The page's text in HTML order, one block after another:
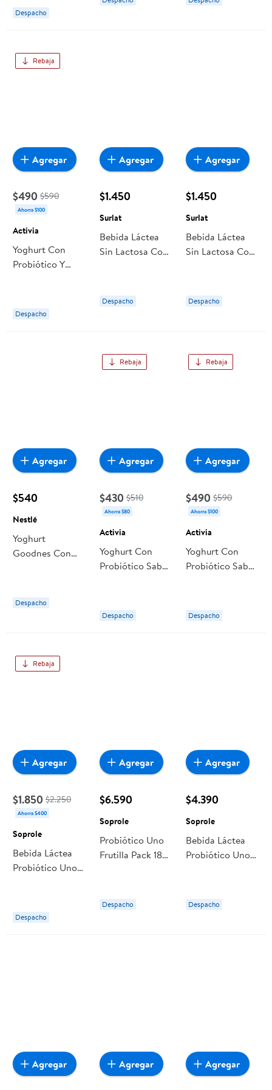
Pote 140 g
Activia
Despacho
140 g Nestlé
Nestlé
Rebaja
$490 $590
Ahorra $100
Activia
Yoghurt Con
Probiótico Y
Pote 140 g
Activia
Despacho
Agregar
$1.450
Surlat
Bebida Láctea
Sin Lactosa Con
320 ml Surlat
Despacho
Agregar
$1.450
Surlat
Bebida Láctea
Sin Lactosa Con
320 g Surlat
Despacho
Agregar
$540
Nestlé
Yoghurt
Goodnes Con
Pote 140 g
Nestlé
Despacho
Agregar
Rebaja
$430 $510
Ahorra $80
Activia
Yoghurt Con
Probiótico Sabor
Despacho
Agregar
Rebaja
$490 $590
Ahorra $100
Activia
Yoghurt Con
Probiótico Sabor
g Activia
Despacho
Agregar
Rebaja
$1.850 $2.250
Ahorra $400
Soprole
Bebida Láctea
Probiótico Uno
Soprole
Despacho
Agregar
$6.590
Soprole
Probiótico Uno
Frutilla Pack 18
Despacho
Agregar
$4.390
Soprole
Bebida Láctea
Probiótico Uno
ml Soprole
Despacho
Agregar
Agregar Agregar Agregar